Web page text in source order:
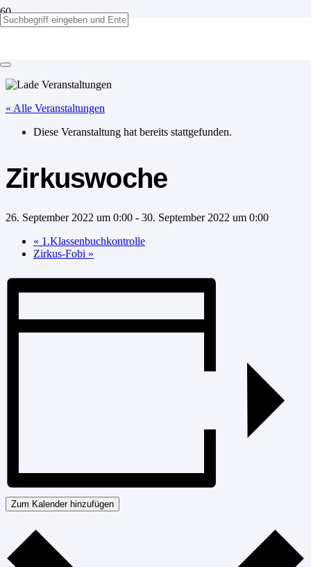
« Alle Veranstaltungen
Diese Veranstaltung hat bereits stattgefunden.
Zirkuswoche
26. September 2022 um 0:00 - 30. September 2022 um 0:00
« 1.Klassenbuchkontrolle
Zirkus-Fobi »
Zum Kalender hinzufügen